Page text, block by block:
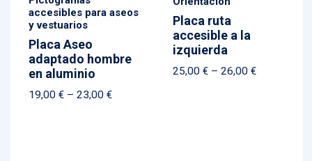
accesibles para aseos
y vestuarios
Placa Aseo
adaptado hombre
en aluminio
19,00€ – 23,00€Price
Placa ruta
accesible a la
izquierda
25,00 € – 26,00 €Price